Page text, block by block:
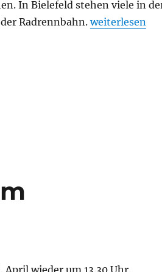
In Bielefeld stehen viele in
Radrennbahn.„Radtour zur
weiterlesen